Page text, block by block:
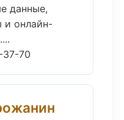
данные,
и онлайн-
37-70